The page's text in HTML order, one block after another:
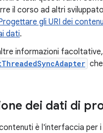
il corso ad altri
gli URI dei
dati.
informazioni
dei dati di
è l'interfaccia per